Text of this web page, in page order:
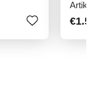
Artikel-
€1.50